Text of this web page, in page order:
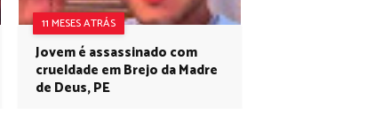
11 MESES ATRÁS
Jovem é assassinado com
crueldade em Brejo da Madre
de Deus, PE